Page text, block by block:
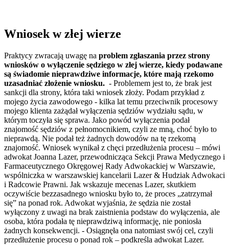
Wniosek w złej wierze
Praktycy zwracają uwagę na problem zgłaszania przez strony
wniosków o wyłączenie sędziego w złej wierze, kiedy podawane
są świadomie nieprawdziwe informacje, które mają rzekomo
uzasadniać złożenie wniosku. - Problemem jest to, że brak jest
sankcji dla strony, która taki wniosek złoży. Podam przykład z
mojego życia zawodowego - kilka lat temu przeciwnik procesowy
mojego klienta zażądał wyłączenia sędziów wydziału sądu, w
którym toczyła się sprawa. Jako powód wyłączenia podał
znajomość sędziów z pełnomocnikiem, czyli ze mną, choć było to
nieprawdą. Nie podał też żadnych dowodów na tę rzekomą
znajomość. Wniosek wynikał z chęci przedłużenia procesu – mówi
adwokat Joanna Lazer, przewodnicząca Sekcji Prawa Medycznego i
Farmaceutycznego Okręgowej Rady Adwokackiej w Warszawie,
wspólniczka w warszawskiej kancelarii Lazer & Hudziak Adwokaci
i Radcowie Prawni. Jak wskazuje mecenas Lazer, skutkiem
oczywiście bezzasadnego wniosku było to, że proces „zatrzymał
się” na ponad rok. Adwokat wyjaśnia, że sędzia nie został
wyłączony z uwagi na brak zaistnienia podstaw do wyłączenia, ale
osoba, która podała tę nieprawdziwą informację, nie poniosła
żadnych konsekwencji. - Osiągnęła ona natomiast swój cel, czyli
przedłużenie procesu o ponad rok – podkreśla adwokat Lazer.